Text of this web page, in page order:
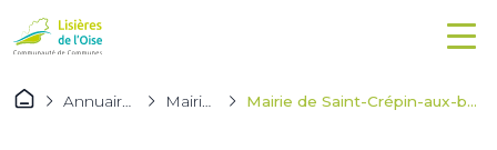
Annuaires Mairies Mairie de Saint-Crépin-aux-bois